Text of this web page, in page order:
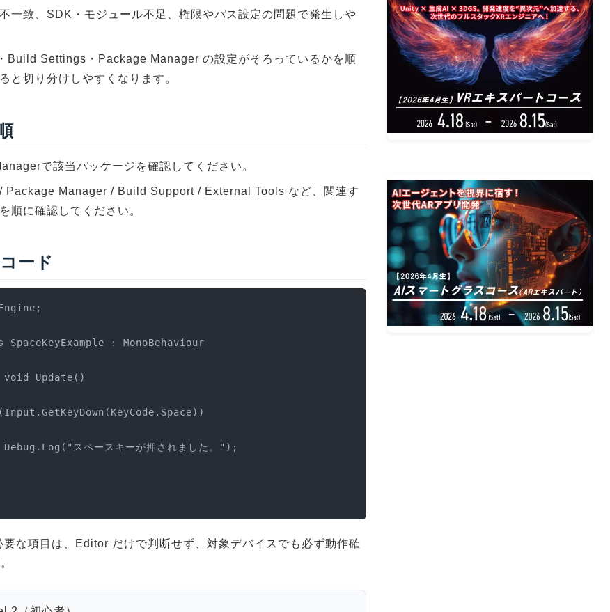
一致、SDK・モジュール不足、権限やパス設定の問題で発生しや
Build Settings・Package Manager の設定がそろっているかを順
と切り分けしやすくなります。
で該当パッケージを確認してください。
Package Manager / Build Support / External Tools など、関連す
順に確認してください。
ード
: MonoBehaviour
な項目は、Editor だけで判断せず、対象デバイスでも必ず動作確